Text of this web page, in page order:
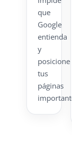
que
Google
entienda
y
posicione
tus
páginas